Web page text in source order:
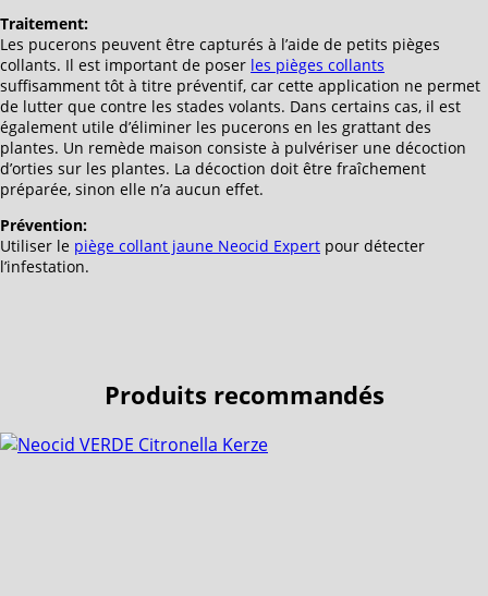
Traitement:
Les pucerons peuvent être capturés à l’aide de petits pièges
collants. Il est important de poser les pièges collants
suffisamment tôt à titre préventif, car cette application ne permet
de lutter que contre les stades volants. Dans certains cas, il est
également utile d’éliminer les pucerons en les grattant des
plantes. Un remède maison consiste à pulvériser une décoction
d’orties sur les plantes. La décoction doit être fraîchement
préparée, sinon elle n’a aucun effet.
Prévention:
Utiliser le piège collant jaune Neocid Expert pour détecter
l’infestation.
Produits recommandés